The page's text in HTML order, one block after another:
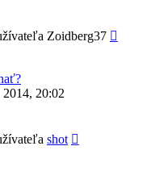
Zoidberg37
2014, 20:02
shot